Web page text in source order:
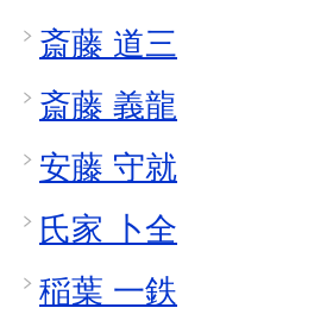
斎藤 道三
斎藤 義龍
安藤 守就
氏家 卜全
稲葉 一鉄